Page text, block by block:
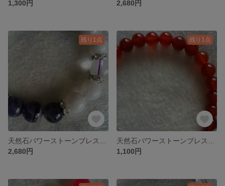
1,300円
2,680円
残り1点
2,680円
残り1点
1,100円